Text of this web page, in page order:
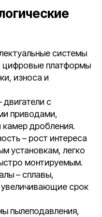
системы
цифровые платформы
износа и
с
приводами,
дробления.
– рост интереса
установкам, легко
монтируемым.
– сплавы,
срок
пылеподавления,